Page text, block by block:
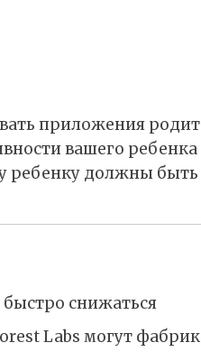
приложения
вашего
ребенку должны быть
снижаться
Labs могут